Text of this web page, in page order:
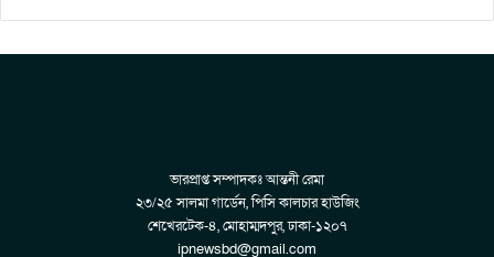
ভারপ্রাপ্ত সম্পাদকঃ আন্তনী রেমা
২৩/২৫ সালমা গার্ডেন, পিসি কালচার হাউজিং
শেখেরটেক-৪, মোহাম্মদপুর, ঢাকা-১২০৭
ipnewsbd@gmail.com